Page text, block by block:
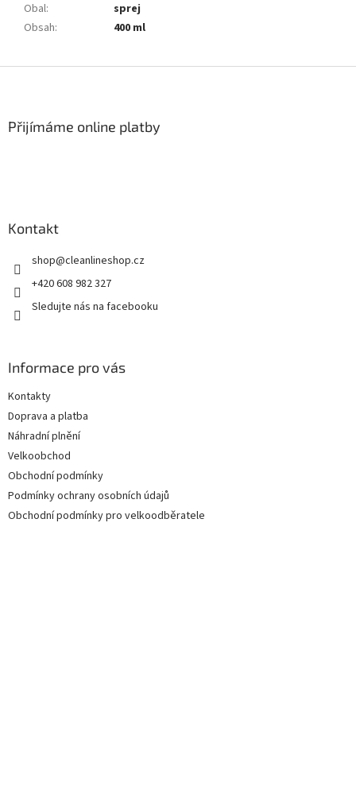
Obal:
sprej
Obsah: 400 ml
Přijímáme online platby
Kontakt
shop@cleanlineshop.cz
+420 608 982 327
Sledujte nás na facebooku
Informace pro vás
Kontakty
Doprava a platba
Náhradní plnění
Velkoobchod
Obchodní podmínky
Podmínky ochrany osobních údajů
Obchodní podmínky pro velkoodběratele